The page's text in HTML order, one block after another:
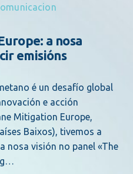
a nosa
emisións
é un desafío global
e acción
Mitigation Europe,
Baixos), tivemos a
nosa visión no panel «The